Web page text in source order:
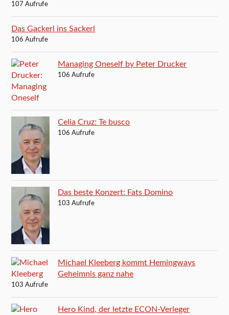
107 Aufrufe
Das Gackerl ins Sackerl
106 Aufrufe
Managing Oneself by Peter Drucker
106 Aufrufe
Celia Cruz: Te busco
106 Aufrufe
Das beste Konzert: Fats Domino
103 Aufrufe
Michael Kleeberg kommt Hemingways
Geheimnis ganz nahe
103 Aufrufe
Hero Kind, der letzte ECON-Verleger